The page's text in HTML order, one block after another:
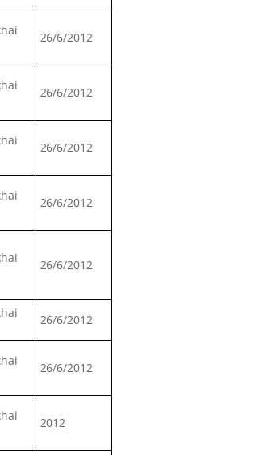
26/6/2012
26/6/2012
26/6/2012
26/6/2012
26/6/2012
26/6/2012
26/6/2012
2012